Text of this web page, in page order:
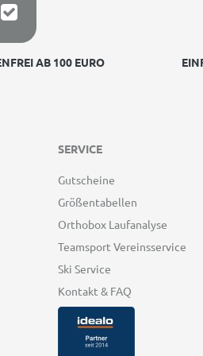
AB 100 EURO
SERVICE
Gutscheine
Größentabellen
Orthobox Laufanalyse
Teamsport Vereinsservice
Ski Service
Kontakt & FAQ